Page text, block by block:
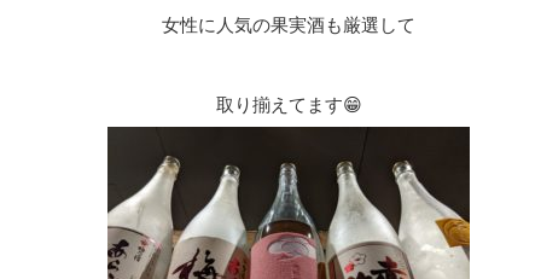
女性に人気の果実酒も厳選して
取り揃えてます😁